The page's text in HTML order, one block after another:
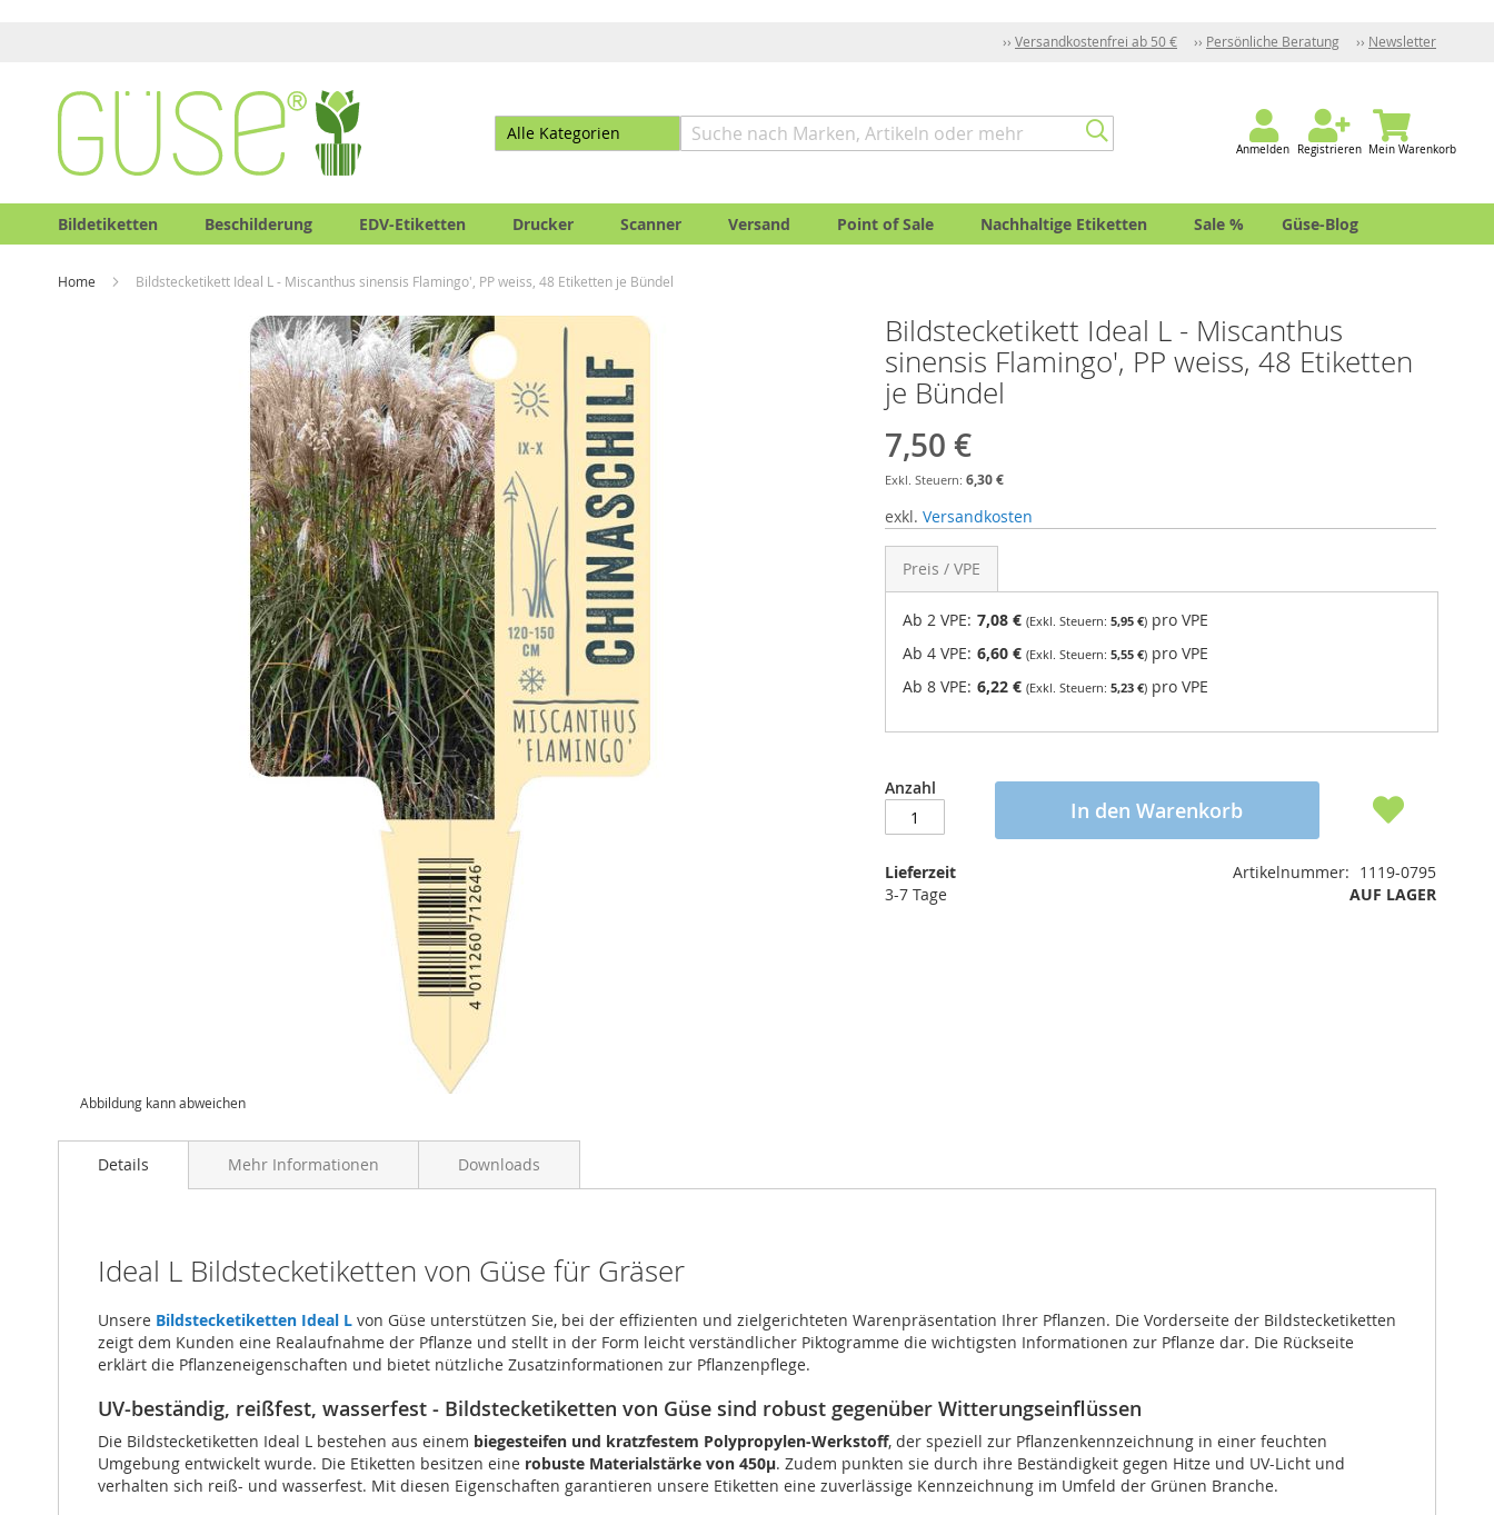
Versandkostenfrei ab 50 € Persönliche Beratung Newsletter
Anmelden Registrieren Mein Warenkorb
Bildetiketten Beschilderung EDV-Etiketten Drucker Scanner Versand Point of Sale Nachhaltige Etiketten Sale % Güse-Blog
Home Bildstecketikett Ideal L - Miscanthus sinensis Flamingo', PP weiss, 48 Etiketten je Bündel
Abbildung kann abweichen
Bildstecketikett Ideal L - Miscanthus
sinensis Flamingo', PP weiss, 48 Etiketten
je Bündel
7,50 €
6,30 €
exkl. Versandkosten
Preis / VPE
Ab 2 VPE: 7,08 € 5,95 € pro VPE
Ab 4 VPE: 6,60 € 5,55 € pro VPE
Ab 8 VPE: 6,22 € 5,23 € pro VPE
Anzahl
In den Warenkorb
Lieferzeit
3-7 Tage
Artikelnummer
1119-0795
AUF LAGER
Details
Ideal L Bildstecketiketten von Güse für Gräser
Unsere Bildstecketiketten Ideal L von Güse unterstützen Sie, bei der effizienten und zielgerichteten Warenpräsentation Ihrer Pflanzen. Die Vorderseite der Bildstecketiketten
zeigt dem Kunden eine Realaufnahme der Pflanze und stellt in der Form leicht verständlicher Piktogramme die wichtigsten Informationen zur Pflanze dar. Die Rückseite
erklärt die Pflanzeneigenschaften und bietet nützliche Zusatzinformationen zur Pflanzenpflege.
UV-beständig, reißfest, wasserfest - Bildstecketiketten von Güse sind robust gegenüber Witterungseinflüssen
Die Bildstecketiketten Ideal L bestehen aus einem biegesteifen und kratzfestem Polypropylen-Werkstoff, der speziell zur Pflanzenkennzeichnung in einer feuchten
Umgebung entwickelt wurde. Die Etiketten besitzen eine robuste Materialstärke von 450µ. Zudem punkten sie durch ihre Beständigkeit gegen Hitze und UV-Licht und
verhalten sich reiß- und wasserfest. Mit diesen Eigenschaften garantieren unsere Etiketten eine zuverlässige Kennzeichnung im Umfeld der Grünen Branche.
Mehr Informationen Downloads